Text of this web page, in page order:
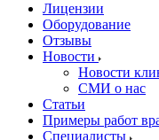
Лицензии
Оборудование
Отзывы
Новости
Новости
СМИ о нас
Статьи
Примеры работ
Специалисты